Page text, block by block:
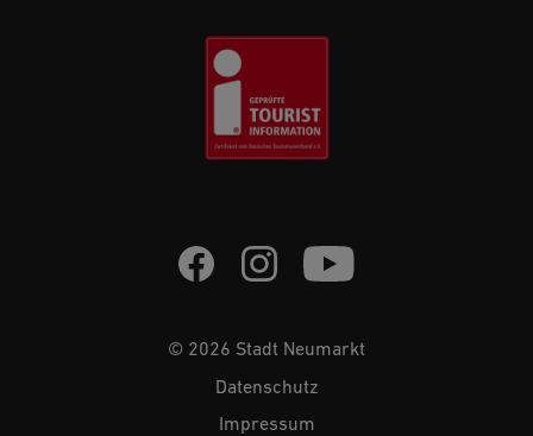
© 2026 Stadt Neumarkt
Datenschutz
Impressum